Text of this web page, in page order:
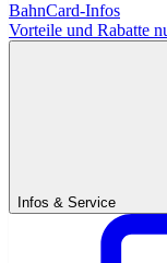
BahnCard-Infos
Vorteile und Rabatte
Infos & Service